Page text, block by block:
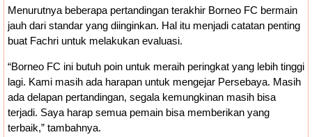
Menurutnya beberapa pertandingan terakhir Borneo FC bermain
jauh dari standar yang diinginkan. Hal itu menjadi catatan penting
buat Fachri untuk melakukan evaluasi.
“Borneo FC ini butuh poin untuk meraih peringkat yang lebih tinggi
lagi. Kami masih ada harapan untuk mengejar Persebaya. Masih
ada delapan pertandingan, segala kemungkinan masih bisa
terjadi. Saya harap semua pemain bisa memberikan yang
terbaik,” tambahnya.